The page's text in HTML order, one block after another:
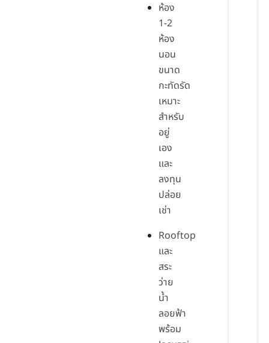
ห้อง
1-2
ห้อง
นอน
ขนาด
กะทัดรัด
เหมาะ
สำหรับ
อยู่
เอง
และ
ลงทุน
ปล่อย
เช่า
Rooftop
และ
สระ
ว่าย
น้ำ
ลอยฟ้า
พร้อม